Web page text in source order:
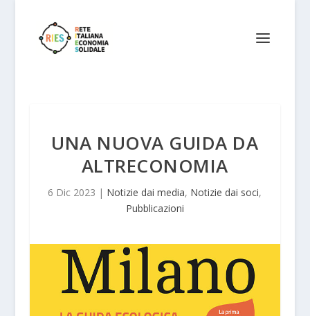
UNA NUOVA GUIDA DA
ALTRECONOMIA
6 Dic 2023 | Notizie dai media, Notizie dai soci,
Pubblicazioni